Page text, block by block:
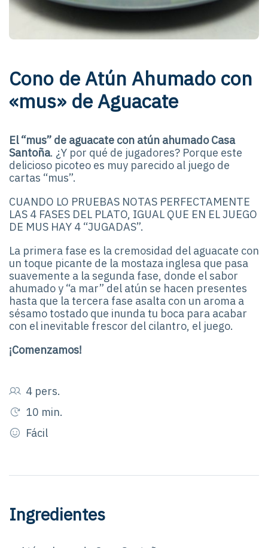
Cono de Atún Ahumado con
«mus» de Aguacate
El “mus” de aguacate con atún ahumado Casa
Santoña. ¿Y por qué de jugadores? Porque este
delicioso picoteo es muy parecido al juego de
cartas “mus”.
CUANDO LO PRUEBAS NOTAS PERFECTAMENTE
LAS 4 FASES DEL PLATO, IGUAL QUE EN EL JUEGO
DE MUS HAY 4 “JUGADAS”.
La primera fase es la cremosidad del aguacate con
un toque picante de la mostaza inglesa que pasa
suavemente a la segunda fase, donde el sabor
ahumado y “a mar” del atún se hacen presentes
hasta que la tercera fase asalta con un aroma a
sésamo tostado que inunda tu boca para acabar
con el inevitable frescor del cilantro, el juego.
¡Comenzamos!
4 pers.
10 min.
Fácil
Ingredientes